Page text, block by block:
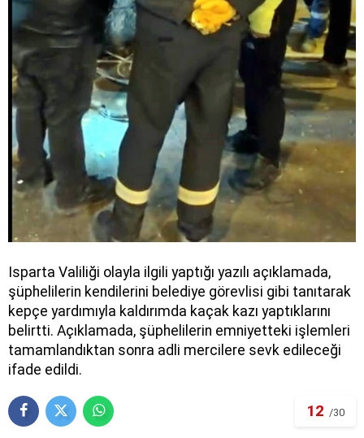
Isparta Valiliği olayla ilgili yaptığı yazılı açıklamada,
şüphelilerin kendilerini belediye görevlisi gibi tanıtarak
kepçe yardımıyla kaldırımda kaçak kazı yaptıklarını
belirtti. Açıklamada, şüphelilerin emniyetteki işlemleri
tamamlandıktan sonra adli mercilere sevk edileceği
ifade edildi.
12 /30